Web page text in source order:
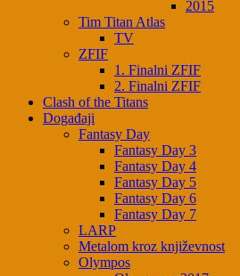
2015
Tim Titan Atlas
TV
ZFIF
1. Finalni ZFIF
2. Finalni ZFIF
Clash of the Titans
Događaji
Fantasy Day
Fantasy Day 3
Fantasy Day 4
Fantasy Day 5
Fantasy Day 6
Fantasy Day 7
LARP
Metalom kroz književnost
Olympos